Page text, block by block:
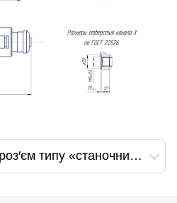
УХЛ3 (штепсельний роз′єм типу «станочний», з′єднувач електричний з заземленням)